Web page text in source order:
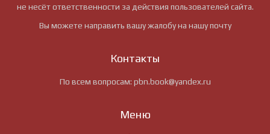
не несёт ответственности за действия пользователей сайта.
Вы можете направить вашу жалобу на нашу почту
Контакты
По всем вопросам: pbn.book@yandex.ru
Меню